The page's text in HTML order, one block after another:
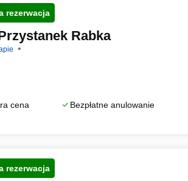
rezerwacja
Rabka
cena
Bezpłatne anulowanie
rezerwacja